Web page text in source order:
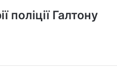
поліції Галтону